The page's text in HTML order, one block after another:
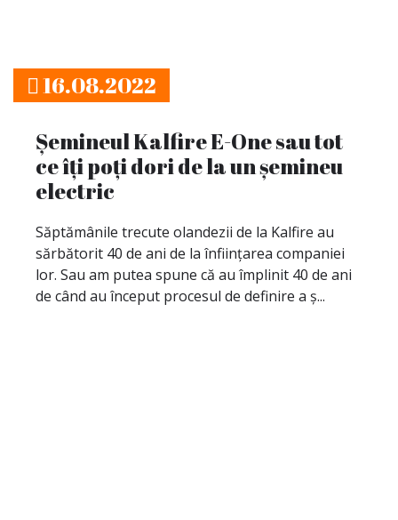
16.08.2022
Șemineul Kalfire E-One sau tot
ce îți poți dori de la un șemineu
electric
Săptămânile trecute olandezii de la Kalfire au
sărbătorit 40 de ani de la înființarea companiei
lor. Sau am putea spune că au împlinit 40 de ani
de când au început procesul de definire a ș...